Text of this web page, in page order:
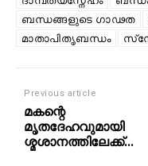
ബന്ധങ്ങളുടെ ഗാഢത
മാതാപിതൃബന്ധം
Previous article
മകന്റെ
മൃതദേഹവുമായി
ശ്മശാനത്തിലേക്ക്…